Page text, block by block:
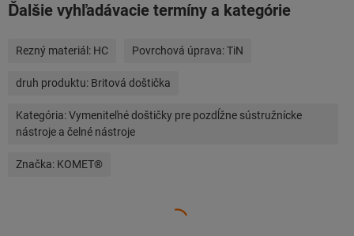
Ďalšie vyhľadávacie termíny a kategórie
Rezný materiál: HC Povrchová úprava:TiN
druh produktu: Britová doštička
Kategória:Vymeniteľné doštičky pre pozdĺžne sústružnícke
nástroje a čelné nástroje
Značka: KOMET®